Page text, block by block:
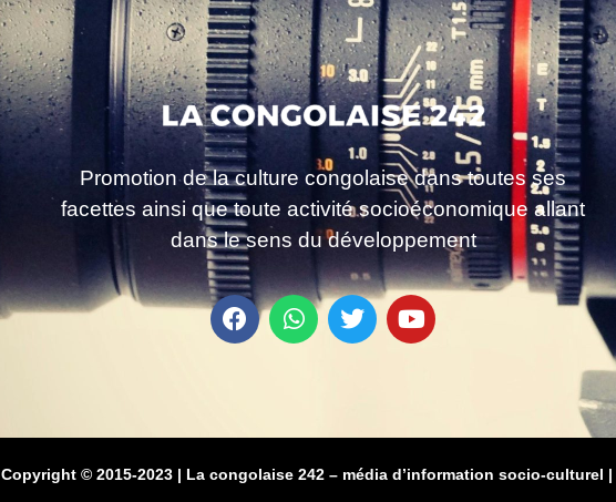
Promotion de la culture congolaise dans toutes ses
facettes ainsi que toute activité socioéconomique allant
dans le sens du développement
Copyright © 2015-2023 | La congolaise 242 – média d’information socio-culturel |